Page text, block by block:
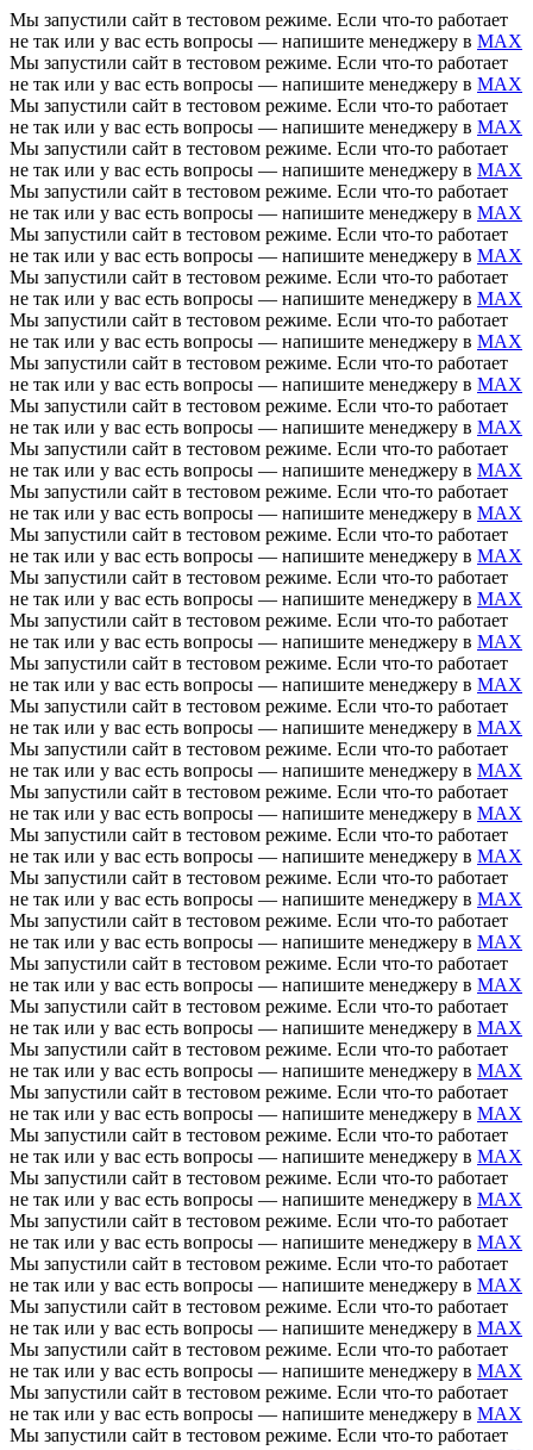
Мы запустили сайт в тестовом режиме. Если что-то работает
не так или у вас есть вопросы — напишите менеджеру в MAX
Мы запустили сайт в тестовом режиме. Если что-то работает
не так или у вас есть вопросы — напишите менеджеру в MAX
Мы запустили сайт в тестовом режиме. Если что-то работает
не так или у вас есть вопросы — напишите менеджеру в MAX
Мы запустили сайт в тестовом режиме. Если что-то работает
не так или у вас есть вопросы — напишите менеджеру в MAX
Мы запустили сайт в тестовом режиме. Если что-то работает
не так или у вас есть вопросы — напишите менеджеру в MAX
Мы запустили сайт в тестовом режиме. Если что-то работает
не так или у вас есть вопросы — напишите менеджеру в MAX
Мы запустили сайт в тестовом режиме. Если что-то работает
не так или у вас есть вопросы — напишите менеджеру в MAX
Мы запустили сайт в тестовом режиме. Если что-то работает
не так или у вас есть вопросы — напишите менеджеру в MAX
Мы запустили сайт в тестовом режиме. Если что-то работает
не так или у вас есть вопросы — напишите менеджеру в MAX
Мы запустили сайт в тестовом режиме. Если что-то работает
не так или у вас есть вопросы — напишите менеджеру в MAX
Мы запустили сайт в тестовом режиме. Если что-то работает
не так или у вас есть вопросы — напишите менеджеру в MAX
Мы запустили сайт в тестовом режиме. Если что-то работает
не так или у вас есть вопросы — напишите менеджеру в MAX
Мы запустили сайт в тестовом режиме. Если что-то работает
не так или у вас есть вопросы — напишите менеджеру в MAX
Мы запустили сайт в тестовом режиме. Если что-то работает
не так или у вас есть вопросы — напишите менеджеру в MAX
Мы запустили сайт в тестовом режиме. Если что-то работает
не так или у вас есть вопросы — напишите менеджеру в MAX
Мы запустили сайт в тестовом режиме. Если что-то работает
не так или у вас есть вопросы — напишите менеджеру в MAX
Мы запустили сайт в тестовом режиме. Если что-то работает
не так или у вас есть вопросы — напишите менеджеру в MAX
Мы запустили сайт в тестовом режиме. Если что-то работает
не так или у вас есть вопросы — напишите менеджеру в MAX
Мы запустили сайт в тестовом режиме. Если что-то работает
не так или у вас есть вопросы — напишите менеджеру в MAX
Мы запустили сайт в тестовом режиме. Если что-то работает
не так или у вас есть вопросы — напишите менеджеру в MAX
Мы запустили сайт в тестовом режиме. Если что-то работает
не так или у вас есть вопросы — напишите менеджеру в MAX
Мы запустили сайт в тестовом режиме. Если что-то работает
не так или у вас есть вопросы — напишите менеджеру в MAX
Мы запустили сайт в тестовом режиме. Если что-то работает
не так или у вас есть вопросы — напишите менеджеру в MAX
Мы запустили сайт в тестовом режиме. Если что-то работает
не так или у вас есть вопросы — напишите менеджеру в MAX
Мы запустили сайт в тестовом режиме. Если что-то работает
не так или у вас есть вопросы — напишите менеджеру в MAX
Мы запустили сайт в тестовом режиме. Если что-то работает
не так или у вас есть вопросы — напишите менеджеру в MAX
Мы запустили сайт в тестовом режиме. Если что-то работает
не так или у вас есть вопросы — напишите менеджеру в MAX
Мы запустили сайт в тестовом режиме. Если что-то работает
не так или у вас есть вопросы — напишите менеджеру в MAX
Мы запустили сайт в тестовом режиме. Если что-то работает
не так или у вас есть вопросы — напишите менеджеру в MAX
Мы запустили сайт в тестовом режиме. Если что-то работает
не так или у вас есть вопросы — напишите менеджеру в MAX
Мы запустили сайт в тестовом режиме. Если что-то работает
не так или у вас есть вопросы — напишите менеджеру в MAX
Мы запустили сайт в тестовом режиме. Если что-то работает
не так или у вас есть вопросы — напишите менеджеру в MAX
Мы запустили сайт в тестовом режиме. Если что-то работает
не так или у вас есть вопросы — напишите менеджеру в MAX
Мы запустили сайт в тестовом режиме. Если что-то работает